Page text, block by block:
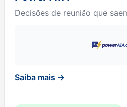
Decisões de reunião que
Saiba mais →